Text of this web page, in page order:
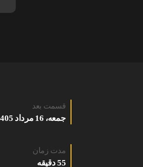
قسمت بعد
جمعه، 16 مرداد 1405
مدت زمان
55 دقیقه